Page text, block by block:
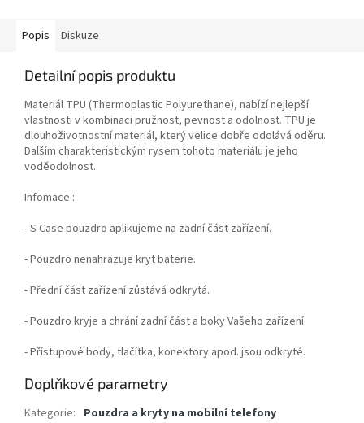
Popis Diskuze
Detailní popis produktu
Materiál TPU (Thermoplastic Polyurethane), nabízí nejlepší
vlastnosti v kombinaci pružnost, pevnost a odolnost. TPU je
dlouhoživotnostní materiál, který velice dobře odolává oděru.
Dalším charakteristickým rysem tohoto materiálu je jeho
voděodolnost.
Infomace :
- S Case pouzdro aplikujeme na zadní část zařízení.
- Pouzdro nenahrazuje kryt baterie.
- Přední část zařízení zůstává odkrytá.
- Pouzdro kryje a chrání zadní část a boky Vašeho zařízení.
- Přístupové body, tlačítka, konektory apod. jsou odkryté.
Doplňkové parametry
Kategorie: Pouzdra a kryty na mobilní telefony